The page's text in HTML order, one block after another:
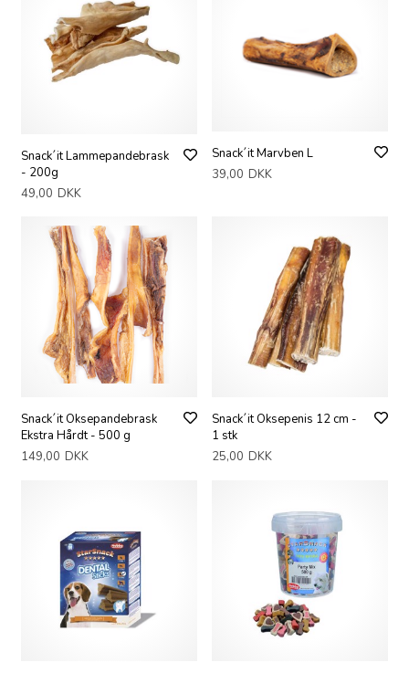
Snack´it Lammepandebrask
- 200g
49,00 DKK
Snack´it Marvben L
39,00 DKK
Snack´it Oksepandebrask
Ekstra Hårdt - 500 g
149,00 DKK
Snack´it Oksepenis 12 cm -
1 stk
25,00 DKK